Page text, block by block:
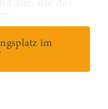
im